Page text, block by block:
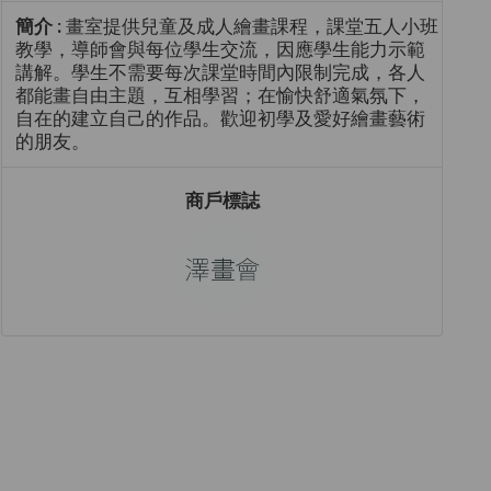
簡介 : 畫室提供兒童及成人繪畫課程，課堂五人小班
教學，導師會與每位學生交流，因應學生能力示範
講解。學生不需要每次課堂時間內限制完成，各人
都能畫自由主題，互相學習；在愉快舒適氣氛下，
自在的建立自己的作品。歡迎初學及愛好繪畫藝術
的朋友。
商戶標誌